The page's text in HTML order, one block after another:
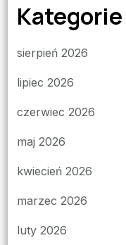
Kategorie
sierpień 2026
lipiec 2026
czerwiec 2026
maj 2026
kwiecień 2026
marzec 2026
luty 2026